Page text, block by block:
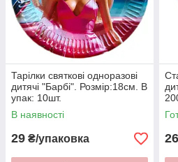
Тарілки святкові одноразові
дитячі "Барбi". Розмір:18см. В
упак: 10шт.
В наявності
29 ₴/упаковка 26